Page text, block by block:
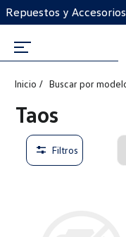
Repuestos y
Inicio Buscar por
Taos
Filtros